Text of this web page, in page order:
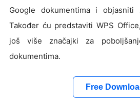
Google dokumentima i
Također ću predstaviti WPS
još više značajki za
dokumentima.
Free